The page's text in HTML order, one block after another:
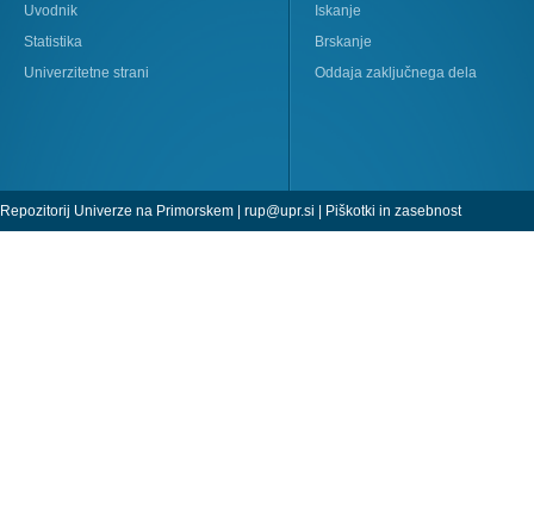
Uvodnik
Statistika
Univerzitetne strani
Iskanje
Brskanje
Oddaja zaključnega dela
Repozitorij Univerze na Primorskem | rup@upr.si | Piškotki in zasebnost